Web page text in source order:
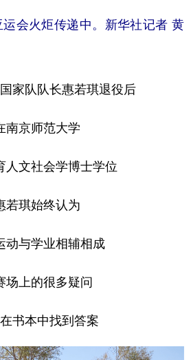
会火炬传递中。新华社记者 黄
家队队长惠若琪退役后
南京师范大学
人文社会学博士学位
若琪始终认为
动与学业相辅相成
场上的很多疑问
书本中找到答案